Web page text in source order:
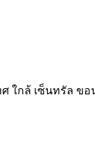
ทศ ใกล้ เซ็นท